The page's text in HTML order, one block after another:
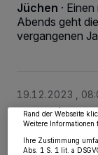
Jüchen ·
Abends geht
vergangenen
19.12.2023 ,
Wir und unsere218
-
wieder aufrufen, um
Rand der Webseite
Weitere Informationen
Ihre Zustimmung
Abs. 1 S. 1 lit. a